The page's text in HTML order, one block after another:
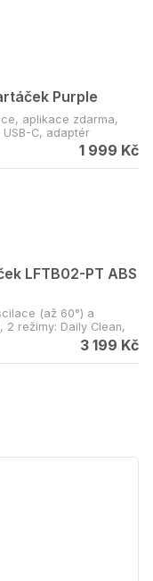
Purple
aplikace zdarma,
C, adaptér
1 999 Kč
LFTB02-PT ABS
(až 60°) a
režimy: Daily Clean,
přizpůsobení 10
přes aplikaci,
senzor tlaku s
Protection, 3s Power
baterie až 70 dní
magnetická
3 199 Kč